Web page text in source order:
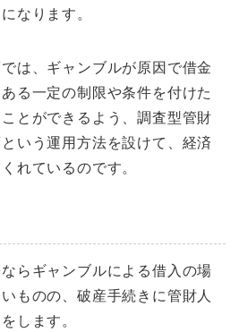
なります。
は、ギャンブルが原因で借金
る一定の制限や条件を付けた
とができるよう、調査型管財
いう運用方法を設けて、経済
れているのです。
らギャンブルによる借入の場
ものの、破産手続きに管財人
します。